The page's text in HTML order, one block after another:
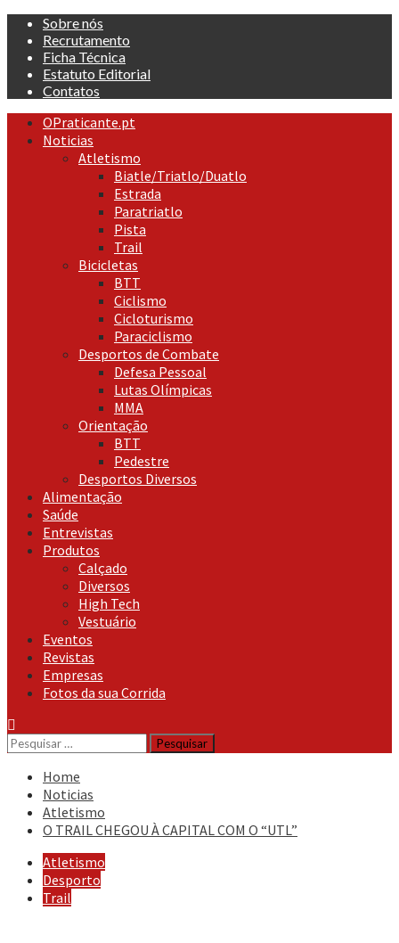
Skip
content
Sobre nós
Recrutamento
Ficha Técnica
Estatuto Editorial
Contatos
Primary
Menu
OPraticante.pt
Noticias
Atletismo
Biatle/Triatlo/Duatlo
Estrada
Paratriatlo
Pista
Trail
Bicicletas
BTT
Ciclismo
Cicloturismo
Paraciclismo
Desportos de Combate
Defesa Pessoal
Lutas Olímpicas
MMA
Orientação
BTT
Pedestre
Desportos Diversos
Alimentação
Saúde
Entrevistas
Produtos
Calçado
Diversos
High Tech
Vestuário
Eventos
Revistas
Empresas
Fotos da sua Corrida
Pesquisar
por:
Home
Noticias
Atletismo
O TRAIL CHEGOU À CAPITAL COM O “UTL”
Atletismo
Desporto
Trail